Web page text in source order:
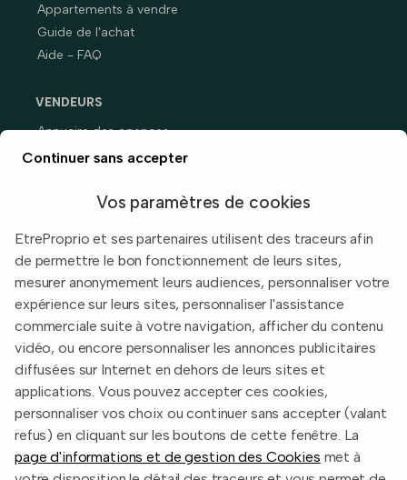
Appartements à vendre
Guide de l'achat
Aide - FAQ
VENDEURS
Annuaire des agences
Prix immobiliers en France
Informations légales
Conditions d'utilisation
Politique de confidentialité
2026 EtreProprio.com
Continuer sans accepter
Vos paramètres de cookies
EtreProprio et ses partenaires utilisent des traceurs afin
de permettre le bon fonctionnement de leurs sites,
mesurer anonymement leurs audiences, personnaliser votre
expérience sur leurs sites, personnaliser l'assistance
commerciale suite à votre navigation, afficher du contenu
vidéo, ou encore personnaliser les annonces publicitaires
diffusées sur Internet en dehors de leurs sites et
applications. Vous pouvez accepter ces cookies,
personnaliser vos choix ou continuer sans accepter (valant
refus) en cliquant sur les boutons de cette fenêtre. La
page d'informations et de gestion des Cookies met à